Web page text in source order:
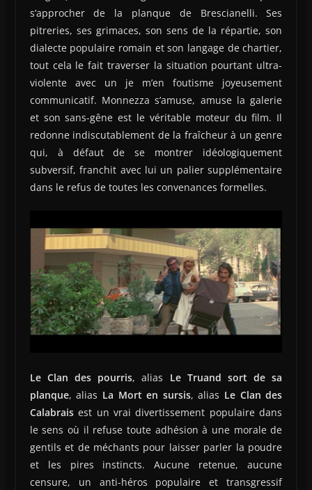
s’approcher de la planque de Brescianelli. Ses
pitreries, ses grimaces, son sens de la répartie, son
dialecte populaire romain et son langage de chartier,
tout cela le fait traverser la situation pourtant ultra-
violente avec un je m’en foutisme joyeusement
communicatif. Monnezza s’amuse, amuse la galerie
et son sans-gêne est le véritable moteur du film. Il
redonne indiscutablement de la fraîcheur à un genre
qui, à défaut de se montrer idéologiquement
subversif, franchit avec lui un palier supplémentaire
dans le refus de toutes les convenances formelles.
Le Clan des pourris, alias Le Truand sort de sa
planque, alias La Mort en sursis, alias Le Clan des
Calabraisest un vrai divertissement populaire dans
le sens où il refuse toute adhésion à une morale de
gentils et de méchants pour laisser parler la poudre
et les pires instincts. Aucune retenue, aucune
censure, un anti-héros populaire et transgressif